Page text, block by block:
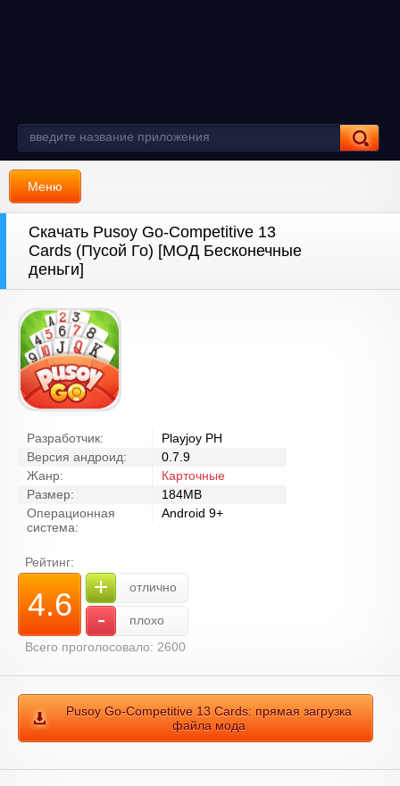
Меню
Скачать Pusoy Go-Competitive 13
Cards (Пусой Го) [МОД Бесконечные
деньги]
Разработчик:
Playjoy PH
Версия андроид:
0.7.9
Жанр:
Карточные
Размер:
184MB
Операционная
система:
Android 9+
Рейтинг:
4.6 + отлично
-
плохо
Всего проголосовало: 2600
Pusoy Go-Competitive 13 Cards: прямая загрузка
файла мода